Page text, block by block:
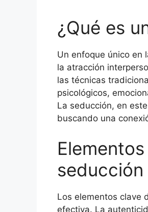
¿Qué es
Un enfoque único en
la atracción
las técnicas
psicológicos,
La seducción, en
buscando una
seducción
Los elementos clave
efectiva. La